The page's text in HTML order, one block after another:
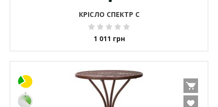
КРІСЛО СПЕКТР С
1 011 грн